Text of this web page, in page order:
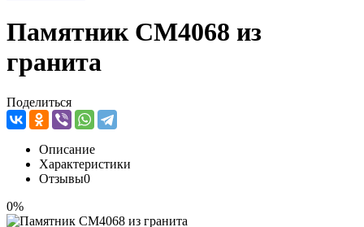
Памятник CM4068 из
гранита
Поделиться
Описание
Характеристики
Отзывы0
0%